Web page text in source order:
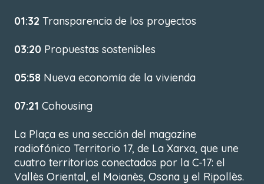
01:32 Transparencia de los proyectos
03:20 Propuestas sostenibles
05:58 Nueva economía de la vivienda
07:21 Cohousing
La Plaça es una sección del magazine
radiofónico Territorio 17, de La Xarxa, que une
cuatro territorios conectados por la C-17: el
Vallès Oriental, el Moianès, Osona y el Ripollès.